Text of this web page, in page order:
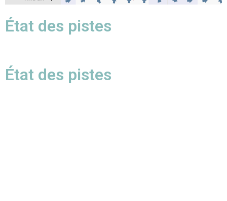
État des pistes
État des pistes